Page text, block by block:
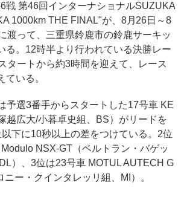
第46回インターナショナルSUZUKA
1000km THE FINAL"が、8月26日～8
渡って、三重県鈴鹿市の鈴鹿サーキッ
る。12時半より行われている決勝レー
タートから約3時間を迎えて、レース
ている。
予選3番手からスタートした17号車 KE
越広大/小暮卓史組、BS）がリードを
下に10秒以上の差をつけている。2位
NSX-GT（ベルトラン・バゲッ
）、3位は23号車 MOTUL AUTECH G
ー・クインタレッリ組、MI）。